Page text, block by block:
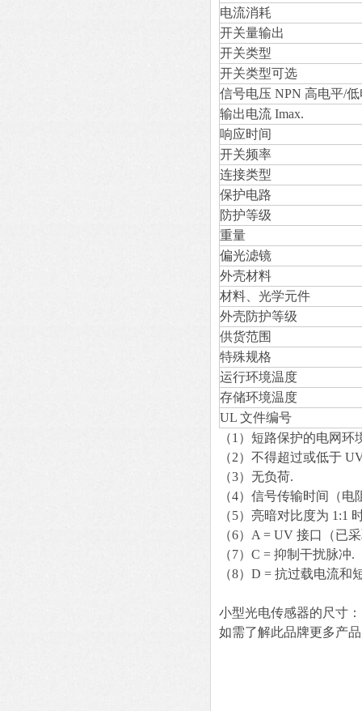
电流消耗
开关量输出
开关类型
开关类型可选
信号电压 NPN 高电平/
输出电流 Imax.
响应时间
开关频率
连接类型
保护电路
防护等级
重量
偏光滤镜
外壳材料
材料、光学元件
外壳防护等级
供货范围
特殊规格
运行环境温度
存储环境温度
UL 文件编号
（1）短路保护的电网
（2）不得超过或低于
（3）无负荷.
（4）信号传输时间（电
（5）亮暗对比度为 1:1
（6）A = UV 接口（已
（7）C = 抑制干扰脉冲.
（8）D = 抗过载电流和
小型光电传感器的尺寸：
如需了解此品牌更多产